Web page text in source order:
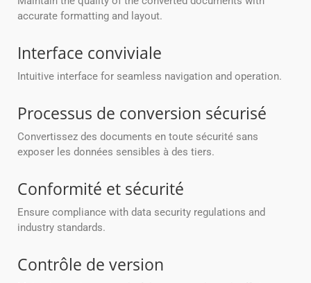
accurate formatting and layout.
Interface conviviale
Intuitive interface for seamless navigation and operation.
Processus de conversion sécurisé
Convertissez des documents en toute sécurité sans
exposer les données sensibles à des tiers.
Conformité et sécurité
Ensure compliance with data security regulations and
industry standards.
Contrôle de version